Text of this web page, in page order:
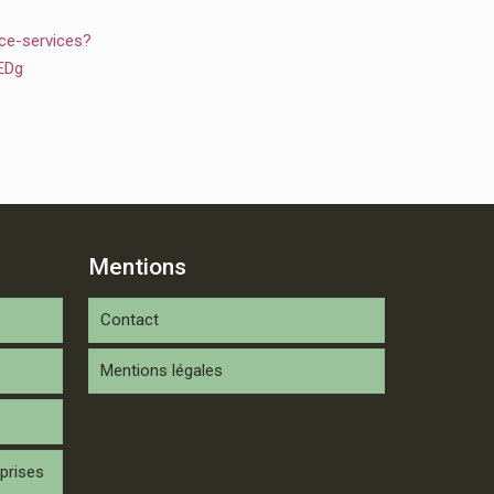
services?
Mentions
Contact
Mentions légales